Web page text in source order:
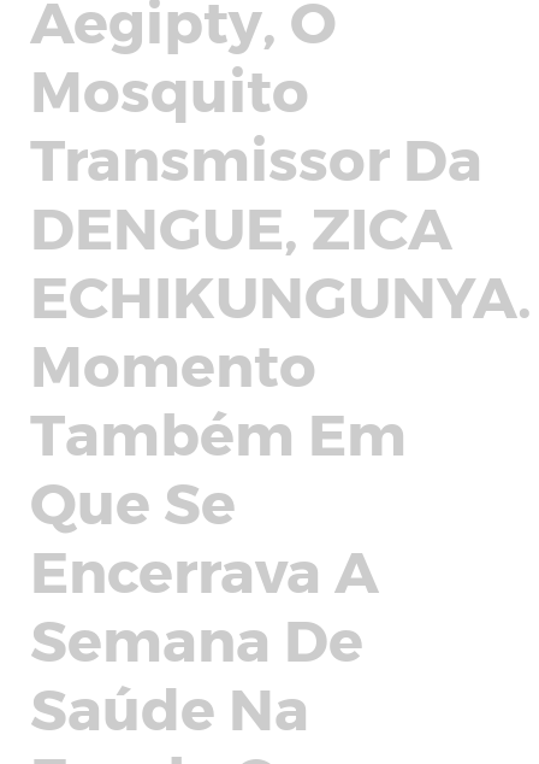
Aegipty, O
Mosquito
Transmissor Da
DENGUE, ZICA
Momento
Também Em
Que Se
Encerrava A
Semana De
Saúde Na